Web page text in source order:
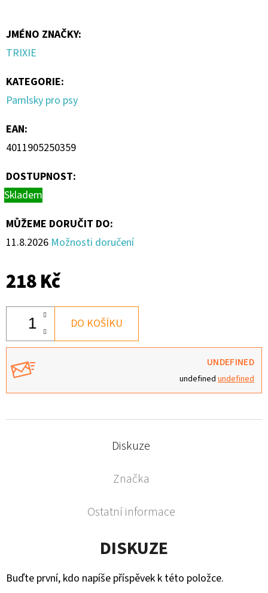
JMÉNO ZNAČKY:
TRIXIE
KATEGORIE:
Pamlsky pro psy
EAN:
4011905250359
DOSTUPNOST:
Skladem
MŮŽEME DORUČIT DO:
11.8.2026 Možnosti doručení
218 Kč
DO KOŠÍKU
UNDEFINED
undefined undefined
Diskuze
Značka
Ostatní informace
DISKUZE
Buďte první, kdo napíše příspěvek k této položce.